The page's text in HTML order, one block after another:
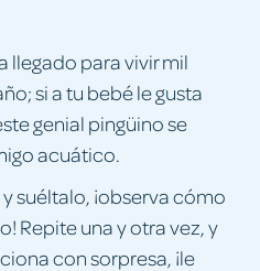
llegado para vivir mil
si a tu bebé le gusta
genial pingüino se
acuático.
suéltalo, ¡observa cómo
Repite una y otra vez, y
con sorpresa, ¡le